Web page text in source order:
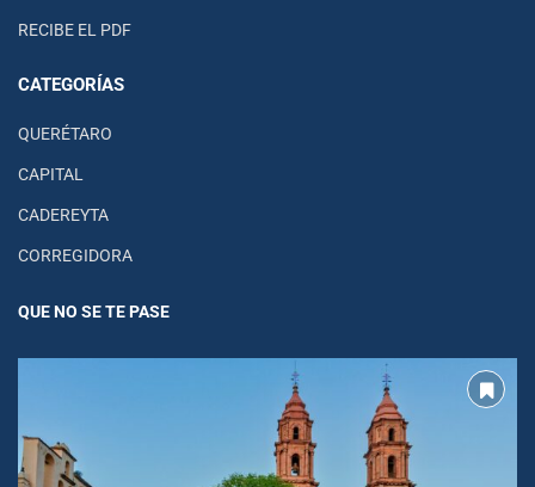
RECIBE EL PDF
CATEGORÍAS
QUERÉTARO
CAPITAL
CADEREYTA
CORREGIDORA
QUE NO SE TE PASE